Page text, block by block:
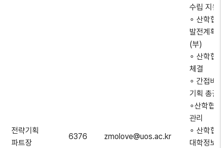
전략기획
파트장
6376 zmolove@uos.ac.kr
수립 지원
∘ 산학협
발전계획
(부)
∘ 산학협
체결
∘ 간접비
기획 총괄
∘산학협
관리
∘ 산학협
대학정보